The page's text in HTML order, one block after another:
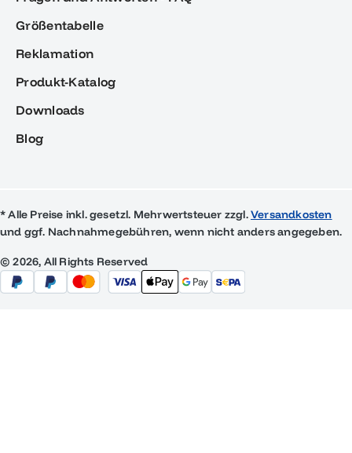
Größentabelle
Reklamation
Produkt-Katalog
Downloads
Blog
* Alle Preise inkl. gesetzl. Mehrwertsteuer zzgl.Versandkosten
und ggf. Nachnahmegebühren, wenn nicht anders angegeben.
© 2026, All Rights Reserved